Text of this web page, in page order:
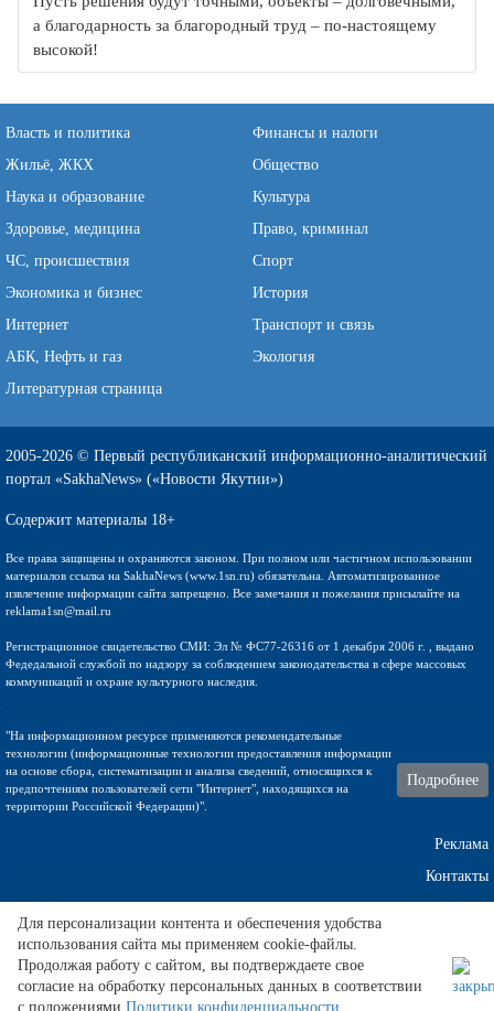
а благодарность за благородный труд – по-настоящему
высокой!
Власть и политика
Финансы и налоги
Жильё, ЖКХ
Общество
Наука и образование
Культура
Здоровье, медицина
Право, криминал
ЧС, происшествия
Спорт
Экономика и бизнес
История
Интернет
Транспорт и связь
АБК, Нефть и газ
Экология
Литературная страница
2005-2026 © Первый республиканский информационно-аналитический
портал «SakhaNews» («Новости Якутии»)
Содержит материалы 18+
Все права защищены и охраняются законом. При полном или частичном использовании
материалов ссылка на SakhaNews (www.1sn.ru) обязательна. Автоматизированное
извлечение информации сайта запрещено. Все замечания и пожелания присылайте на
reklama1sn@mail.ru
Регистрационное свидетельство СМИ: Эл № ФС77-26316 от 1 декабря 2006 г. , выдано
Федедальной службой по надзору за соблюдением законодательства в сфере массовых
коммуникаций и охране культурного наследия.
"На информационном ресурсе применяются рекомендательные
технологии (информационные технологии предоставления информации
на основе сбора, систематизации и анализа сведений, относящихся к
предпочтениям пользователей сети "Интернет", находящихся на
территории Российской Федерации)".
Подробнее
Реклама
Контакты
Техническа поддержка
Ремонт винных шкафов.
Для персонализации контента и обеспечения удобства
использования сайта мы применяем cookie-файлы.
Продолжая работу с сайтом, вы подтверждаете свое
согласие на обработку персональных данных в соответствии
с положениями Политики конфиденциальности